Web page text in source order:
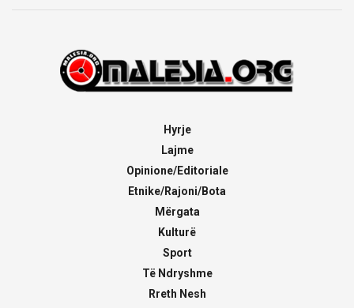
Hyrje
Lajme
Opinione/Editoriale
Etnike/Rajoni/Bota
Mërgata
Kulturë
Sport
Të Ndryshme
Rreth Nesh